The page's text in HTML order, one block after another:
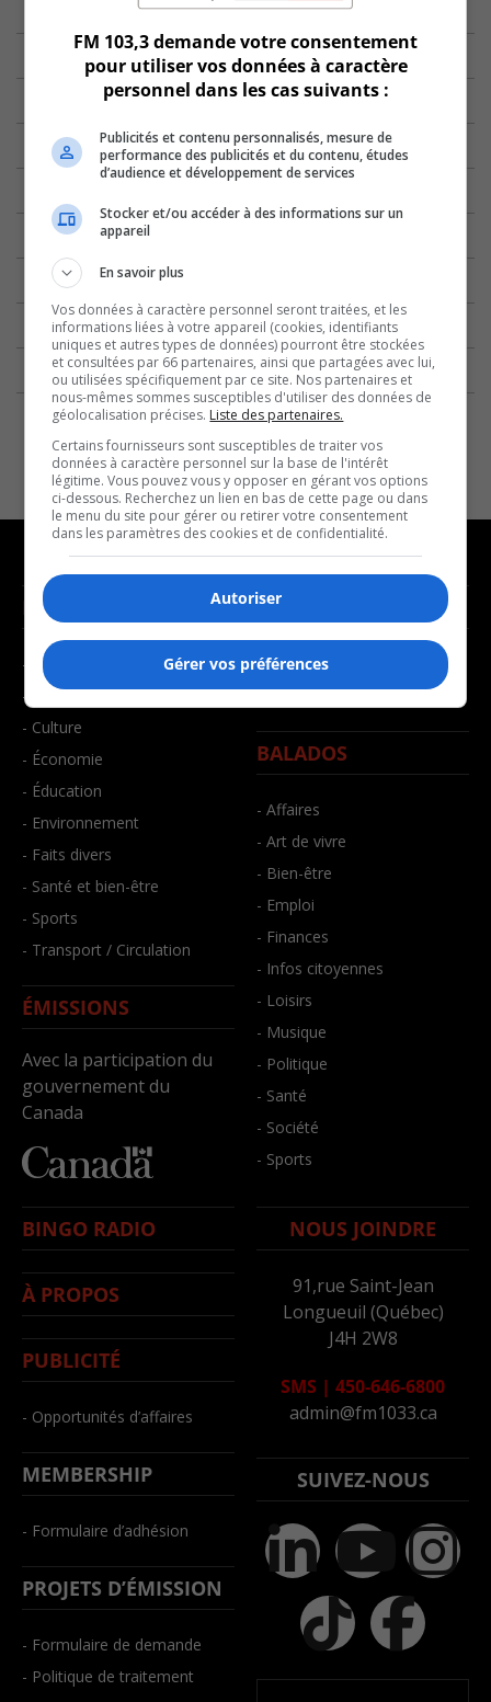
NOUVELLES
- Affaires municipales
- Communauté / Social
- Culture
- Économie
- Éducation
- Environnement
- Faits divers
- Santé et bien-être
- Sports
- Transport / Circulation
ÉMISSIONS
Avec la participation du
gouvernement du
Canada
MUSIQUE
- Décompte franco
- Joué récemment
BALADOS
- Affaires
- Art de vivre
- Bien-être
- Emploi
- Finances
- Infos citoyennes
- Loisirs
- Musique
- Politique
- Santé
- Société
- Sports
BINGO RADIO
À PROPOS
PUBLICITÉ
- Opportunités d’affaires
MEMBERSHIP
- Formulaire d’adhésion
PROJETS D’ÉMISSION
- Formulaire de demande
- Politique de traitement
NOUS JOINDRE
91,rue Saint-Jean
Longueuil (Québec)
J4H 2W8
SMS | 450-646-6800
admin@fm1033.ca
SUIVEZ-NOUS
FM 103,3 demande votre consentement
pour utiliser vos données à caractère
personnel dans les cas suivants :
Publicités et contenu personnalisés, mesure de
performance des publicités et du contenu, études
d’audience et développement de services
Stocker et/ou accéder à des informations sur un
appareil
En savoir plus
Vos données à caractère personnel seront traitées, et les
informations liées à votre appareil (cookies, identifiants
uniques et autres types de données) pourront être stockées
et consultées par 66 partenaires, ainsi que partagées avec lui,
ou utilisées spécifiquement par ce site. Nos partenaires et
nous-mêmes sommes susceptibles d'utiliser des données de
géolocalisation précises. Liste des partenaires.
Certains fournisseurs sont susceptibles de traiter vos
données à caractère personnel sur la base de l'intérêt
légitime. Vous pouvez vous y opposer en gérant vos options
ci-dessous. Recherchez un lien en bas de cette page ou dans
le menu du site pour gérer ou retirer votre consentement
dans les paramètres des cookies et de confidentialité.
Autoriser
Gérer vos préférences